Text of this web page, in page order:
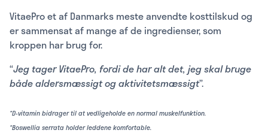
VitaePro et af Danmarks meste anvendte kosttilskud og
er sammensat af mange af de ingredienser, som
kroppen har brug for.
“Jeg tager VitaePro, fordi de har alt det, jeg skal bruge
både aldersmæssigt og aktivitetsmæssigt”.
*D-vitamin bidrager til at vedligeholde en normal muskelfunktion.
*Boswellia serrata holder leddene komfortable.